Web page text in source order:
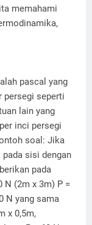
memahami
pascal yang
persegi seperti
lain yang
inci persegi
soal: Jika
sisi dengan
pada
N (2m x 3m) P =
N yang sama
x 0,5m,